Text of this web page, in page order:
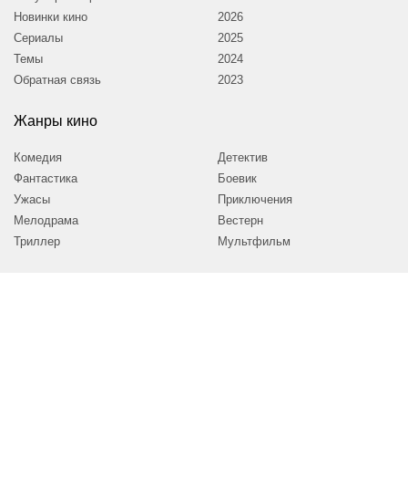
Новинки кино
Сериалы
Темы
Обратная связь
2026
2025
2024
2023
Жанры кино
Комедия
Фантастика
Ужасы
Мелодрама
Триллер
Детектив
Боевик
Приключения
Вестерн
Мультфильм